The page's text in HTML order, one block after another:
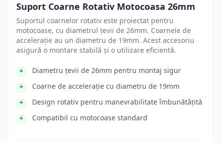
Suport Coarne Rotativ Motocoasa 26mm
Suportul coarnelor rotativ este proiectat pentru
motocoase, cu diametrul țevii de 26mm. Coarnele de
accelerație au un diametru de 19mm. Acest accesoriu
asigură o montare stabilă și o utilizare eficientă.
Diametru țevii de 26mm pentru montaj sigur
Coarne de accelerație cu diametru de 19mm
Design rotativ pentru manevrabilitate îmbunătățită
Compatibil cu motocoase standard